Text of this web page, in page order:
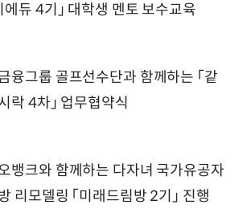
에듀 4기」 대학생 멘토 보수교육
융그룹 골프선수단과 함께하는 「같
락 4차」 업무협약식
뱅크와 함께하는 다자녀 국가유공자
리모델링 「미래드림방 2기」 진행